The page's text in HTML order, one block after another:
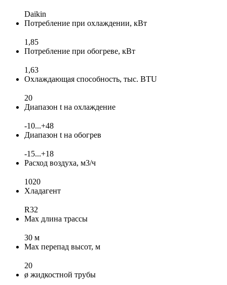
Daikin
Потребление при охлаждении, кВт
1,85
Потребление при обогреве, кВт
1,63
Охлаждающая способность, тыс. BTU
20
Диапазон t на охлаждение
-10...+48
Диапазон t на обогрев
-15...+18
Расход воздуха, м3/ч
1020
Хладагент
R32
Max длина трассы
30 м
Max перепад высот, м
20
ø жидкостной трубы